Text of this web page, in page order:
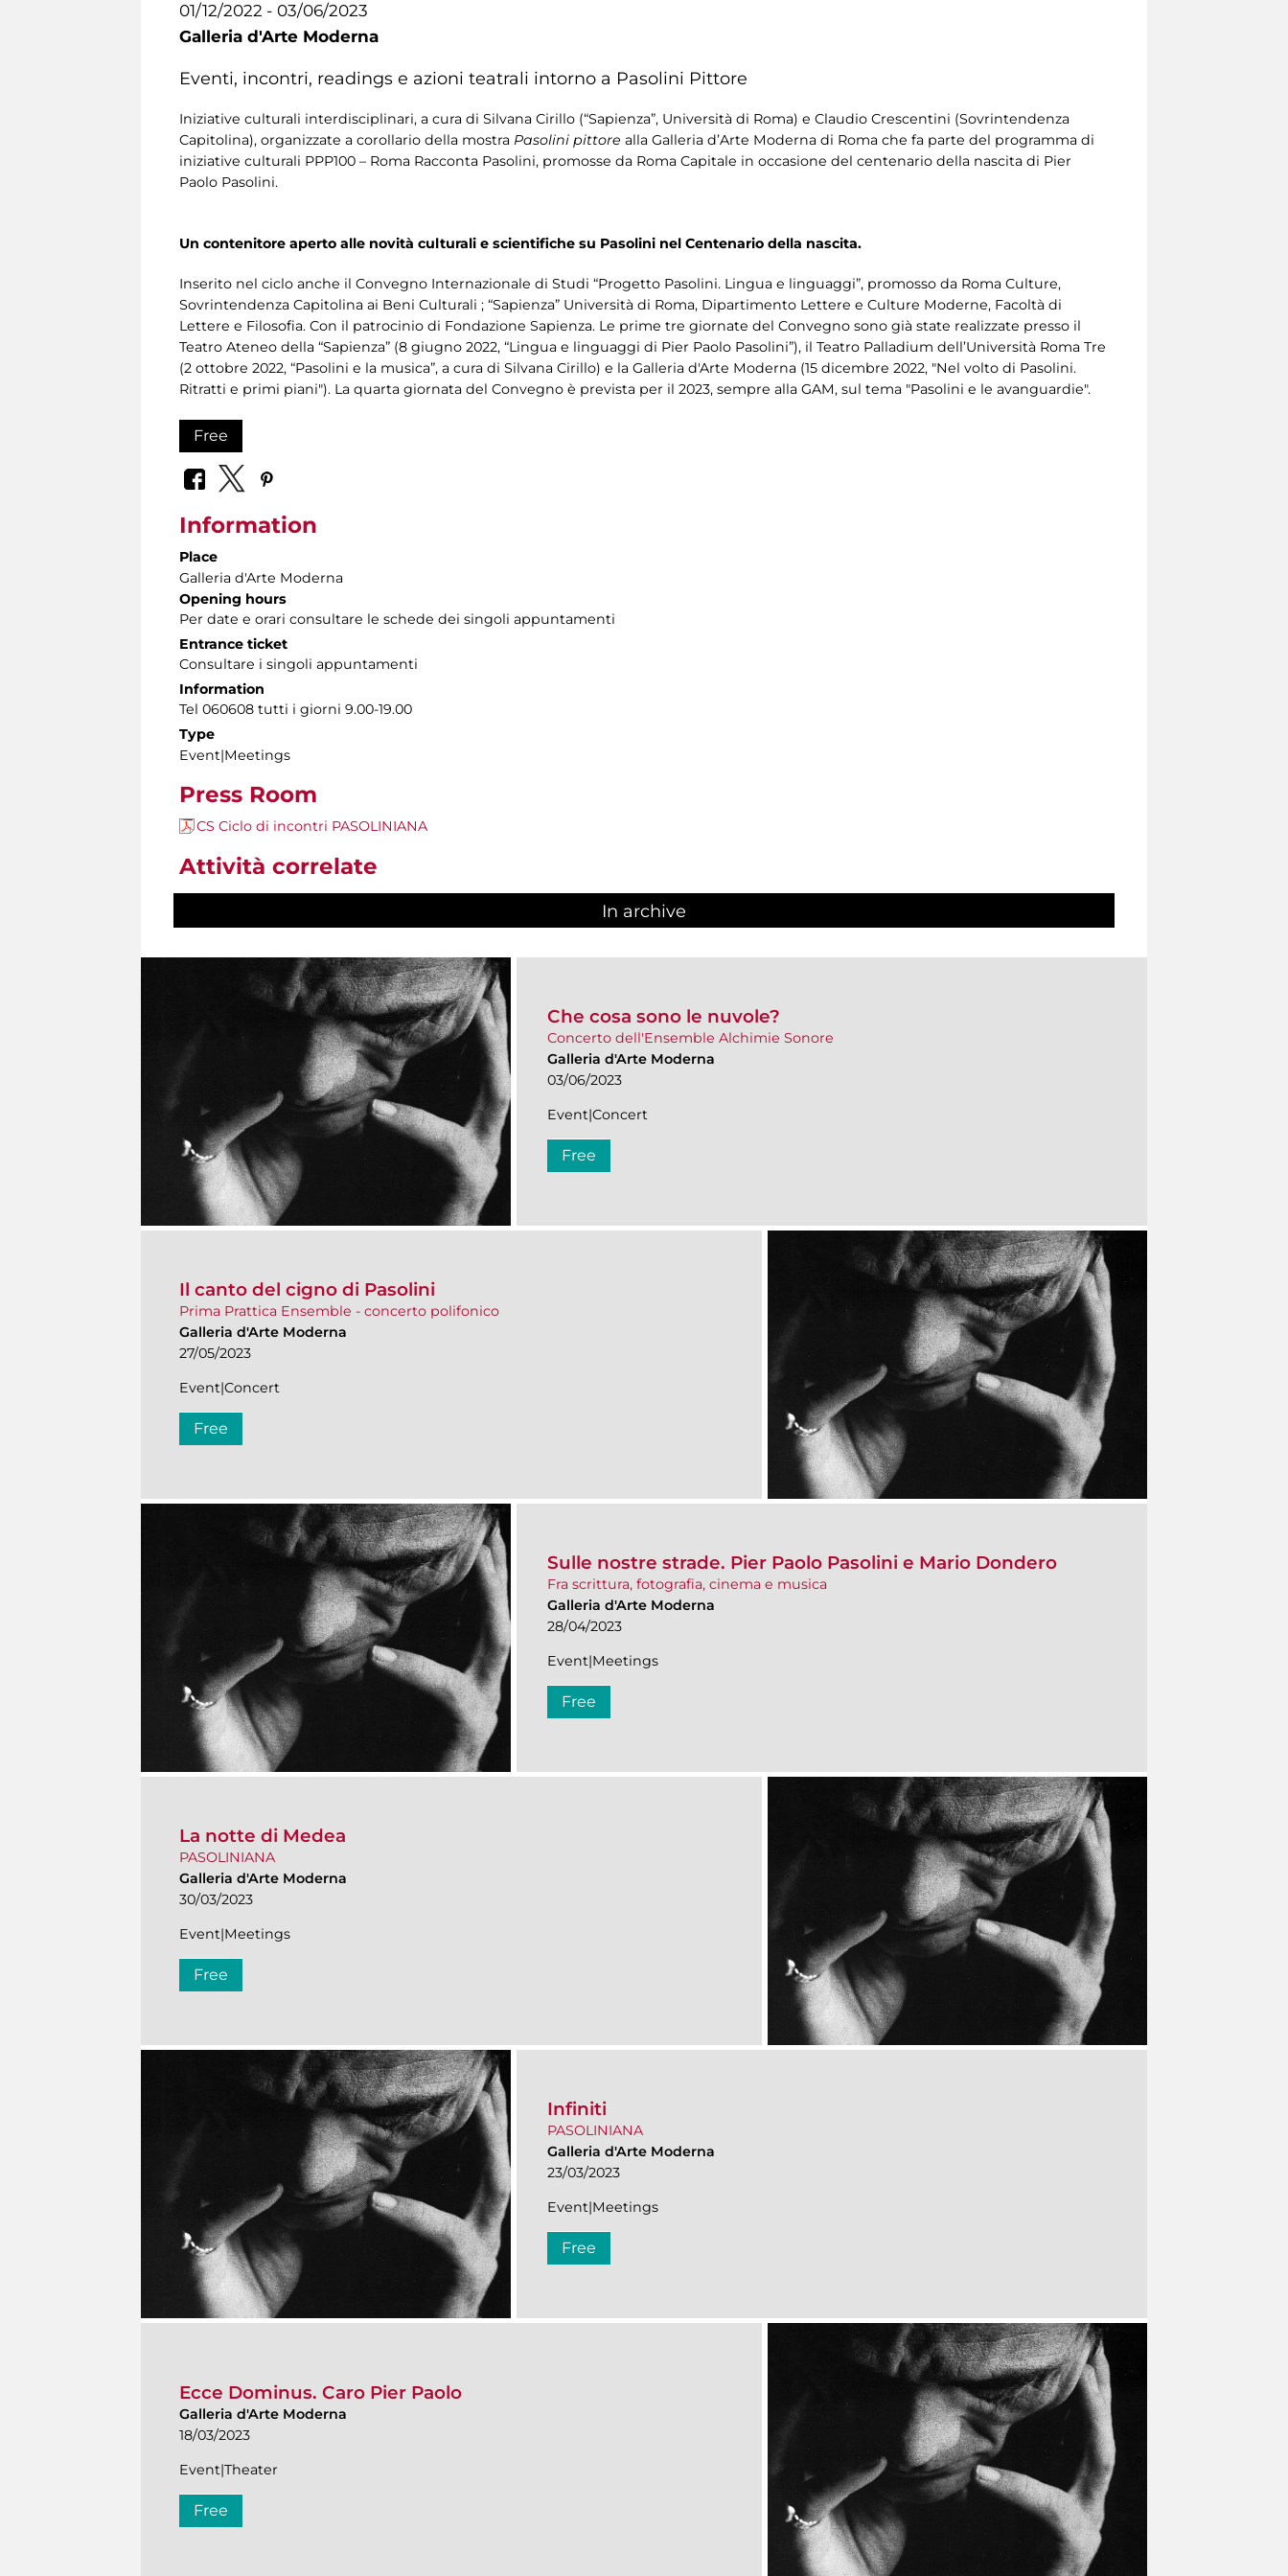
01/12/2022 - 03/06/2023
Galleria d'Arte Moderna
Eventi, incontri, readings e azioni teatrali intorno a Pasolini Pittore
Iniziative culturali interdisciplinari, a cura di Silvana Cirillo (“Sapienza”, Università di Roma) e Claudio Crescentini (Sovrintendenza
Capitolina), organizzate a corollario della mostra Pasolini pittore alla Galleria d’Arte Moderna di Roma che fa parte del programma di
iniziative culturali PPP100 – Roma Racconta Pasolini, promosse da Roma Capitale in occasione del centenario della nascita di Pier
Paolo Pasolini.
Un contenitore aperto alle novità culturali e scientifiche su Pasolini nel Centenario della nascita.
Inserito nel ciclo anche il Convegno Internazionale di Studi “Progetto Pasolini. Lingua e linguaggi”, promosso da Roma Culture,
Sovrintendenza Capitolina ai Beni Culturali ; “Sapienza” Università di Roma, Dipartimento Lettere e Culture Moderne, Facoltà di
Lettere e Filosofia. Con il patrocinio di Fondazione Sapienza. Le prime tre giornate del Convegno sono già state realizzate presso il
Teatro Ateneo della “Sapienza” (8 giugno 2022, “Lingua e linguaggi di Pier Paolo Pasolini”), il Teatro Palladium dell’Università Roma Tre
(2 ottobre 2022, “Pasolini e la musica”, a cura di Silvana Cirillo) e la Galleria d'Arte Moderna (15 dicembre 2022, "Nel volto di Pasolini.
Ritratti e primi piani"). La quarta giornata del Convegno è prevista per il 2023, sempre alla GAM, sul tema "Pasolini e le avanguardie".
Free
Information
Place
Galleria d'Arte Moderna
Opening hours
Per date e orari consultare le schede dei singoli appuntamenti
Entrance ticket
Consultare i singoli appuntamenti
Information
Tel 060608 tutti i giorni 9.00-19.00
Type
Event|Meetings
Press Room
CS Ciclo di incontri PASOLINIANA
Attività correlate
In archive
Che cosa sono le nuvole?
Concerto dell'Ensemble Alchimie Sonore
Galleria d'Arte Moderna
03/06/2023
Event|Concert
Free
Il canto del cigno di Pasolini
Prima Prattica Ensemble - concerto polifonico
Galleria d'Arte Moderna
27/05/2023
Event|Concert
Free
Sulle nostre strade. Pier Paolo Pasolini e Mario Dondero
Fra scrittura, fotografia, cinema e musica
Galleria d'Arte Moderna
28/04/2023
Event|Meetings
Free
La notte di Medea
PASOLINIANA
Galleria d'Arte Moderna
30/03/2023
Event|Meetings
Free
Infiniti
PASOLINIANA
Galleria d'Arte Moderna
23/03/2023
Event|Meetings
Free
Ecce Dominus. Caro Pier Paolo
Galleria d'Arte Moderna
18/03/2023
Event|Theater
Free